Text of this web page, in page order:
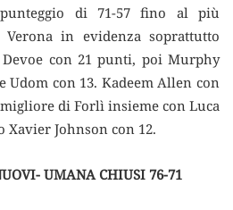
di 71-57 fino al più
in evidenza soprattutto
Devoe con 21 punti, poi Murphy
Udom con 13. Kadeem Allen con
di Forlì insieme con Luca
Xavier Johnson con 12.
UMANA CHIUSI 76-71